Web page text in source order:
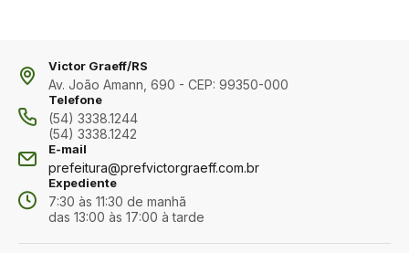
Victor Graeff/RS
Av. João Amann, 690 - CEP: 99350-000
Telefone
(54) 3338.1244
(54) 3338.1242
E-mail
prefeitura@prefvictorgraeff.com.br
Expediente
7:30 às 11:30 de manhã
das 13:00 às 17:00 à tarde